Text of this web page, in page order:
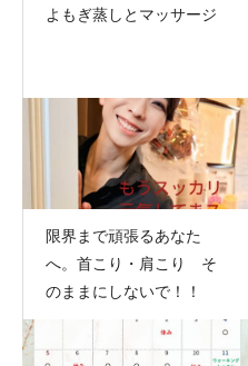
よもぎ蒸しとマッサージ
限界まで頑張るあなた
へ。首こり・肩こり そ
のままにしないで！！